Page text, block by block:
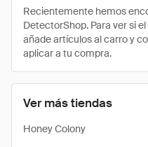
Ver más tiendas
Honey Colony
Recientemente hemos
DetectorShop. Para ver si
añade artículos al carro y
aplicar a tu compra.